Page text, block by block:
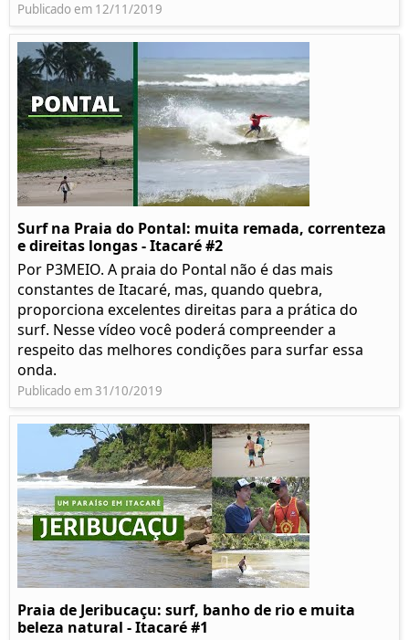
Publicado em 12/11/2019
Surf na Praia do Pontal: muita remada, correnteza
e direitas longas - Itacaré #2
Por P3MEIO. A praia do Pontal não é das mais
constantes de Itacaré, mas, quando quebra,
proporciona excelentes direitas para a prática do
surf. Nesse vídeo você poderá compreender a
respeito das melhores condições para surfar essa
onda.
Publicado em 31/10/2019
Praia de Jeribucaçu: surf, banho de rio e muita
beleza natural - Itacaré #1